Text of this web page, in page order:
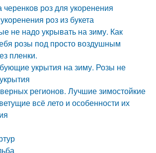
черенков роз для укоренения
роз из букета
не надо укрывать на зиму. Как
розы под просто воздушным
пленки.
укрытия на зиму. Розы не
регионов. Лучшие зимостойкие
всё лето и особенности их